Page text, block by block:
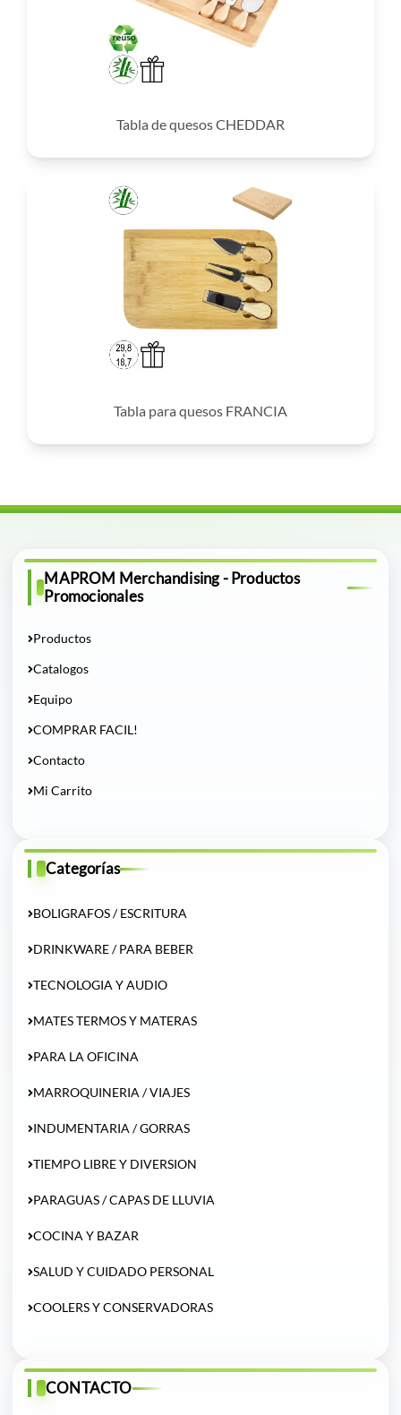
Tabla de quesos CHEDDAR
Tabla para quesos FRANCIA
MAPROM Merchandising - Productos
Promocionales
Productos
Catalogos
Equipo
COMPRAR FACIL!
Contacto
Mi Carrito
Categorías
BOLIGRAFOS / ESCRITURA
DRINKWARE / PARA BEBER
TECNOLOGIA Y AUDIO
MATES TERMOS Y MATERAS
PARA LA OFICINA
MARROQUINERIA / VIAJES
INDUMENTARIA / GORRAS
TIEMPO LIBRE Y DIVERSION
PARAGUAS / CAPAS DE LLUVIA
COCINA Y BAZAR
SALUD Y CUIDADO PERSONAL
COOLERS Y CONSERVADORAS
CONTACTO